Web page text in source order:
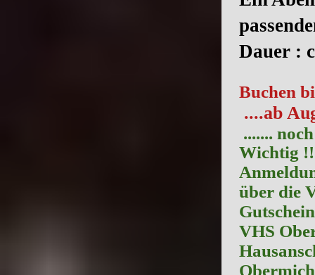
Dauer
Buchen
....ab
.......
Wichtig
über die
VHS